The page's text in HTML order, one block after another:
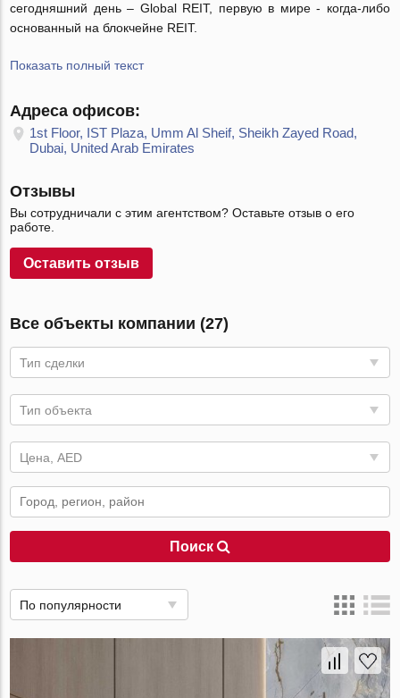
сегодняшний день – Global REIT, первую в мире - когда-либо
основанный на блокчейне REIT.
Показать полный текст
Адреса офисов:
1st Floor, IST Plaza, Umm Al Sheif, Sheikh Zayed Road,
Dubai, United Arab Emirates
Отзывы
Вы сотрудничали с этим агентством? Оставьте отзыв о его
работе.
Оставить отзыв
Все объекты компании (27)
Тип сделки
Тип объекта
Цена, AED
Поиск
По популярности